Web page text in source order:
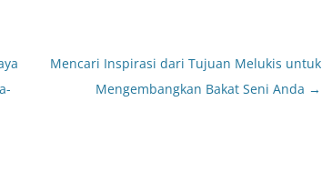
Mencari Inspirasi dari Tujuan Melukis untuk
Mengembangkan Bakat Seni Anda →